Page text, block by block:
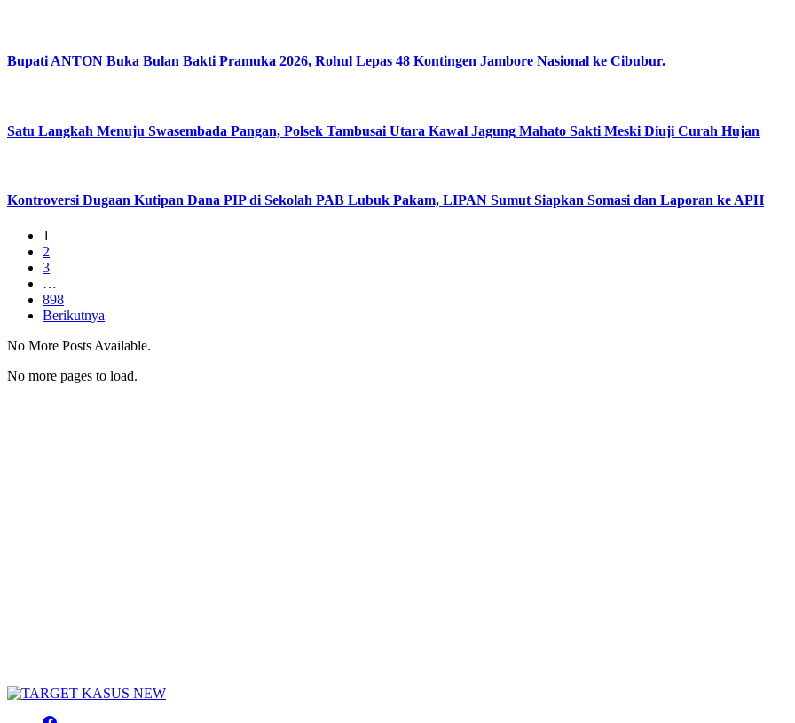
Bupati ANTON Buka Bulan Bakti Pramuka 2026, Rohul Lepas 48 Kontingen Jambore Nasional ke Cibubur.
Satu Langkah Menuju Swasembada Pangan, Polsek Tambusai Utara Kawal Jagung Mahato Sakti Meski Diuji Curah Hujan
Kontroversi Dugaan Kutipan Dana PIP di Sekolah PAB Lubuk Pakam, LIPAN Sumut Siapkan Somasi dan Laporan ke APH
1
2
3
…
898
Berikutnya
No More Posts Available.
No more pages to load.